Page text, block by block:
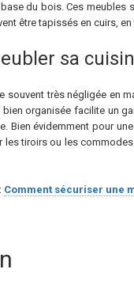
du bois. Ces meubles
être tapissés en cuirs,
sa
souvent très négligée en
bien organisée facilite un
Bien évidemment pour
les tiroirs ou les
Comment sécuriser une